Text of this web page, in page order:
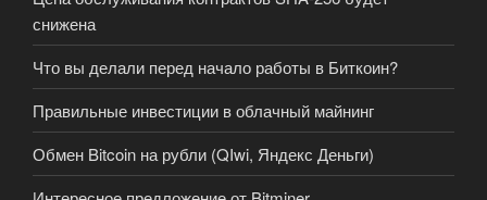
снижена
Что вы делали перед начало работы в Биткоин?
Правильные инвестиции в облачный майнинг
Обмен Bitcoin на рубли (QIwi, Яндекс Деньги)